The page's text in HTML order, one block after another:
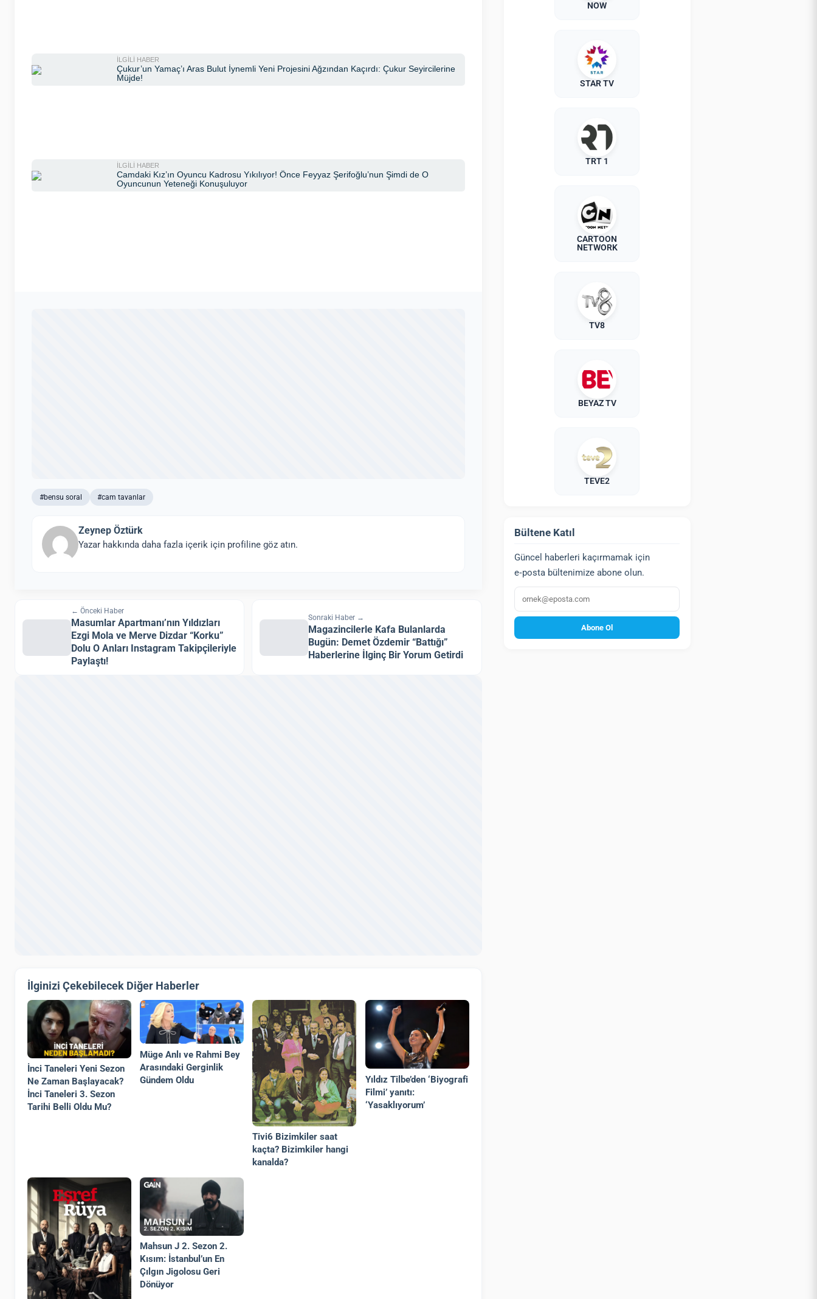
#bensu soral #cam tavanlar
Zeynep Öztürk
Yazar hakkında daha fazla içerik için profiline göz atın.
← Önceki Haber
Masumlar Apartmanı’nın Yıldızları
Ezgi Mola ve Merve Dizdar “Korku”
Dolu O Anları Instagram Takipçileriyle
Paylaştı!
Sonraki Haber →
Magazincilerle Kafa Bulanlarda
Bugün: Demet Özdemir “Battığı”
Haberlerine İlginç Bir Yorum Getirdi
İlginizi Çekebilecek Diğer Haberler
İnci Taneleri Yeni Sezon
Ne Zaman Başlayacak?
İnci Taneleri 3. Sezon
Tarihi Belli Oldu Mu?
Müge Anlı ve Rahmi Bey
Arasındaki Gerginlik
Gündem Oldu
Tivi6 Bizimkiler saat
kaçta? Bizimkiler hangi
kanalda?
Yıldız Tilbe’den ‘Biyografi
Filmi’ yanıtı:
‘Yasaklıyorum’
Mahsun J 2. Sezon 2.
Kısım: İstanbul’un En
Çılgın Jigolosu Geri
Dönüyor
NOW
STAR TV
TRT 1
CARTOON
NETWORK
TV8
BEYAZ TV
TEVE2
Bültene Katıl
Güncel haberleri kaçırmamak için
e‑posta bültenimize abone olun.
E‑posta
Abone Ol